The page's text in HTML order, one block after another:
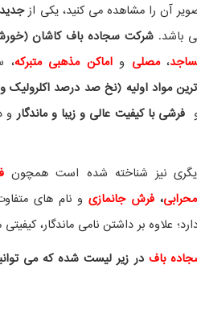
آن را مشاهده می کنید، یکی از
باشد.شرکت سجاده باف کاشان
،مصلی واماکن مذهبی متبرکه،
مواد اولیه (نخ صد درصد اکلرولیک
فرشی با کیفیت عالی و زیبا و ماندگارو
نیز شناخته شده است همچون
، فرش جانمازیو نام های
علاوه بر داشتن نامی ماندگار،
باف در زیر لیست شده که می